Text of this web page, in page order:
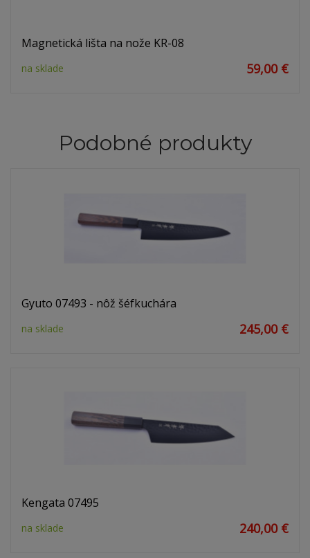
Magnetická lišta na nože KR-08
na sklade 59,00 €
Podobné produkty
Gyuto 07493 - nôž šéfkuchára
na sklade 245,00 €
Kengata 07495
na sklade 240,00 €